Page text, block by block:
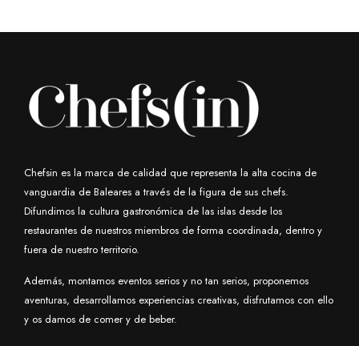
Chefsin es la marca de calidad que representa la alta cocina de
vanguardia de Baleares a través de la figura de sus chefs.
Difundimos la cultura gastronómica de las islas desde los
restaurantes de nuestros miembros de forma coordinada, dentro y
fuera de nuestro territorio.
Además, montamos eventos serios y no tan serios, proponemos
aventuras, desarrollamos experiencias creativas, disfrutamos con ello
y os damos de comer y de beber.